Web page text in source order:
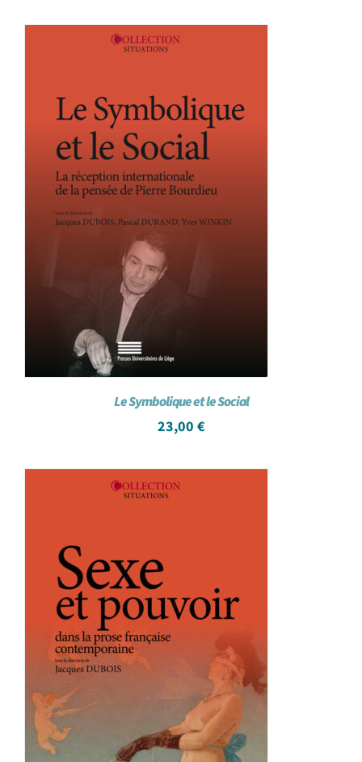
Le Symbolique et le Social
23,00 €